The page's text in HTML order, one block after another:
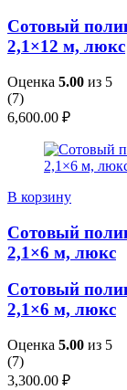
Сотовый
2,1×12 м, люкс
Оценка 5.00 из 5
(7)
6,600.00 ₽
В корзину
Сотовый
2,1×6 м, люкс
Сотовый
2,1×6 м, люкс
Оценка 5.00 из 5
(7)
3,300.00 ₽